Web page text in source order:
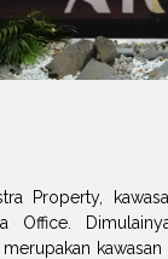
Property,
Office.